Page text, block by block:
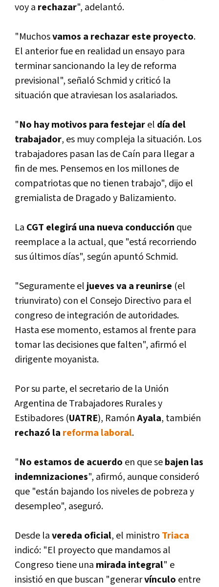
voy a rechazar", adelantó.
"Muchosvamos a rechazar este proyecto.
El anterior fue en realidad un ensayo para
terminar sancionando la ley de reforma
previsional", señaló Schmid y criticó la
situación que atraviesan los asalariados.
"No hay motivos para festejarel dí­a del
trabajador, es muy compleja la situación. Los
trabajadores pasan las de Caí­n para llegar a
fin de mes. Pensemos en los millones de
compatriotas que no tienen trabajo", dijo el
gremialista de Dragado y Balizamiento.
La CGT elegirá una nueva conducción que
reemplace a la actual, que "está recorriendo
sus últimos dí­as", según apuntó Schmid.
"Seguramente eljueves va a reunirse (el
triunvirato) con el Consejo Directivo para el
congreso de integración de autoridades.
Hasta ese momento, estamos al frente para
tomar las decisiones que falten", afirmó el
dirigente moyanista.
Por su parte, el secretario de la Unión
Argentina de Trabajadores Rurales y
Estibadores (UATRE), RamónAyala, también
rechazó la reforma laboral.
"No estamos de acuerdo en que sebajen las
indemnizaciones", afirmó, aunque consideró
que "están bajando los niveles de pobreza y
desempleo", aseguró.
Desde lavereda oficial, el ministro Triaca
indicó: "El proyecto que mandamos al
Congreso tiene una mirada integral" e
insistió en que buscan "generarví­nculo entre